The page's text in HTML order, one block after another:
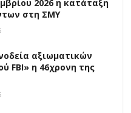
2026 η κατάταξη
στη ΣΜΥ
αξιωματικών
FBI» η 46χρονη της